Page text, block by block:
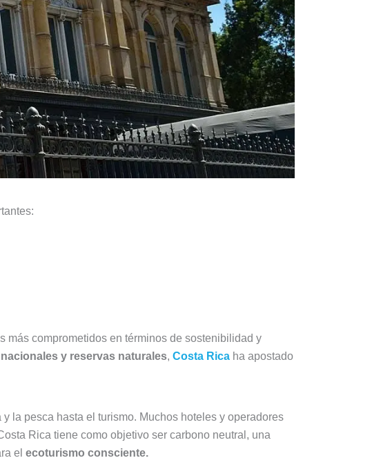
más comprometidos en términos de sostenibilidad y
y reservas naturales, Costa Rica ha apostado
la pesca hasta el turismo. Muchos hoteles y operadores
Rica tiene como objetivo ser carbono neutral, una
el ecoturismo consciente.